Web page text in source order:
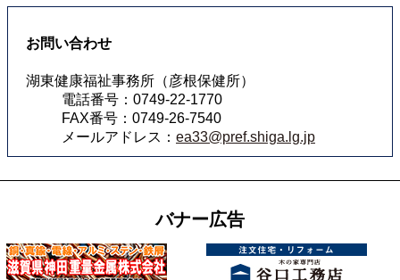
お問い合わせ
湖東健康福祉事務所（彦根保健所）
電話番号：0749-22-1770
FAX番号：0749-26-7540
メールアドレス： ea33@pref.shiga.lg.jp
バナー広告